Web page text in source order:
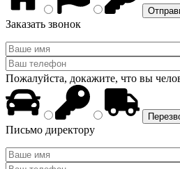
Заказать звонок
Пожалуйста, докажите, что вы
Письмо директору